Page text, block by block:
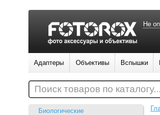
Биологические
Не
Адаптеры Объективы Вспышки
Поиск товаров по каталогу...